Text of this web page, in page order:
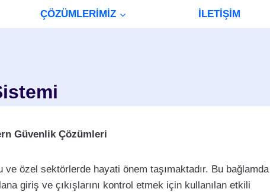
ÇÖZÜMLERİMİZ İLETİŞİM
Güvenlik Çözümleri
özel sektörlerde hayati önem taşımaktadır. Bu bağlamda
giriş ve çıkışlarını kontrol etmek için kullanılan etkili